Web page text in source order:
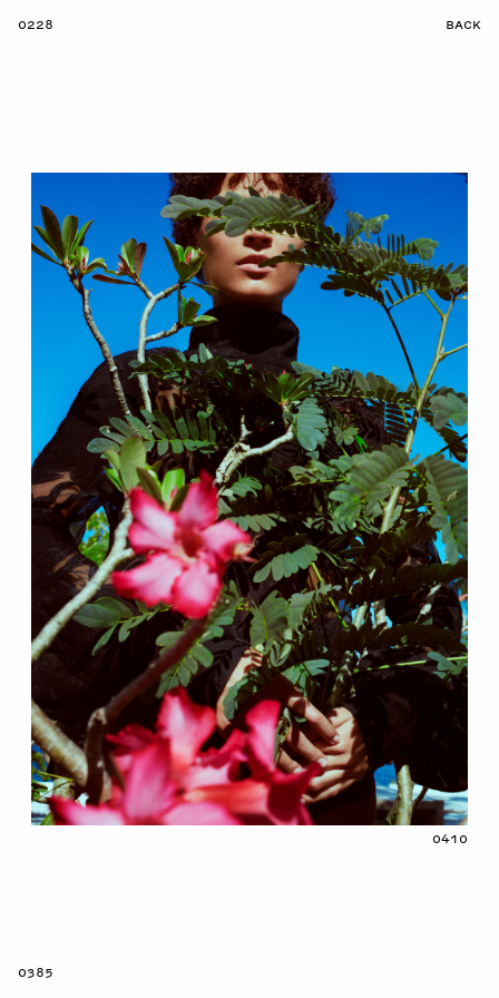
BACK
0410
0228
0385